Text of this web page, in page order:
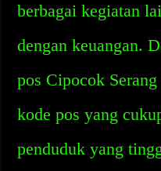
berbagai kegiatan
dengan keuangan.
pos Cipocok
kode pos yang
penduduk yang